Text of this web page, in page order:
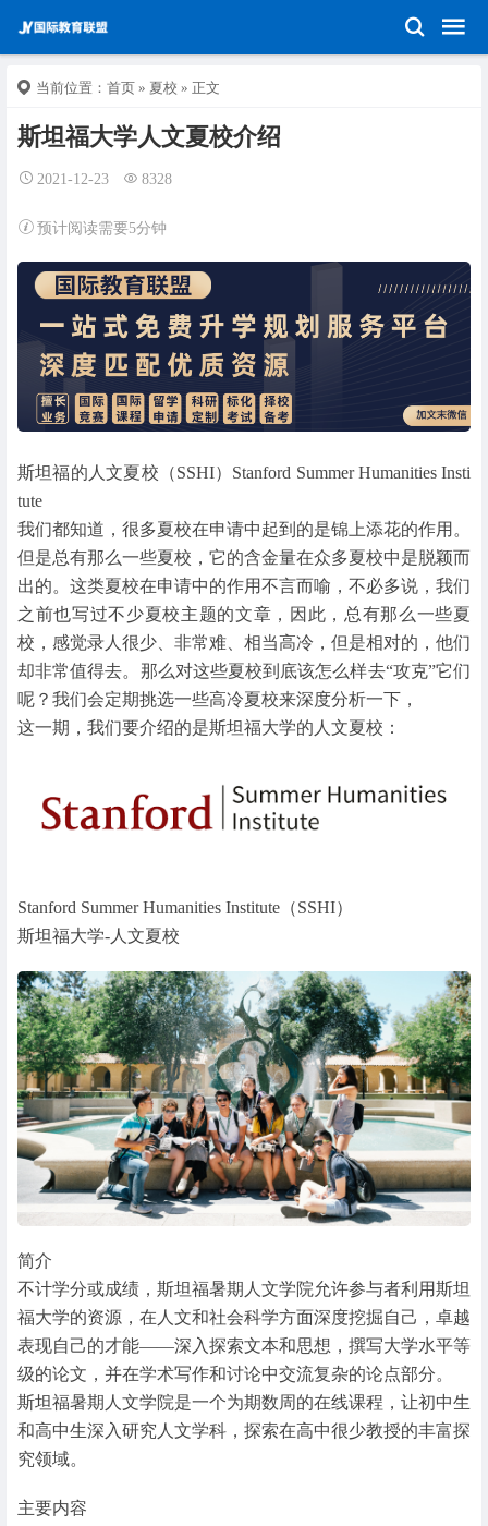
当前位置： 首页 » 夏校 » 正文
斯坦福大学人文夏校介绍
2021-12-23 8328
预计阅读需要5分钟
斯坦福的人文夏校（SSHI）Stanford Summer Humanities Insti
tute
我们都知道，很多夏校在申请中起到的是锦上添花的作用。
但是总有那么一些夏校，它的含金量在众多夏校中是脱颖而
出的。这类夏校在申请中的作用不言而喻，不必多说，我们
之前也写过不少夏校主题的文章，因此，总有那么一些夏
校，感觉录人很少、非常难、相当高冷，但是相对的，他们
却非常值得去。那么对这些夏校到底该怎么样去“攻克”它们
呢？我们会定期挑选一些高冷夏校来深度分析一下，
这一期，我们要介绍的是斯坦福大学的人文夏校：
Stanford Summer Humanities Institute（SSHI）
斯坦福大学-人文夏校
简介
不计学分或成绩，斯坦福暑期人文学院允许参与者利用斯坦
福大学的资源，在人文和社会科学方面深度挖掘自己，卓越
表现自己的才能——深入探索文本和思想，撰写大学水平等
级的论文，并在学术写作和讨论中交流复杂的论点部分。
斯坦福暑期人文学院是一个为期数周的在线课程，让初中生
和高中生深入研究人文学科，探索在高中很少教授的丰富探
究领域。
主要内容